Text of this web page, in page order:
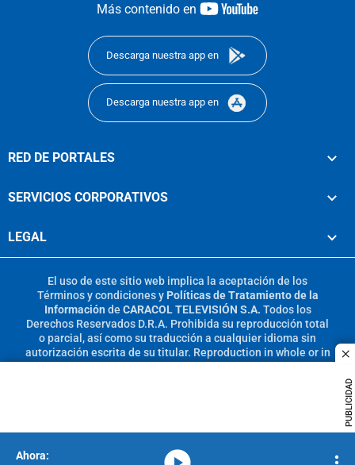
PUBLICIDAD
Más contenido en
youtube-
Descarga nuestra app en
Descarga nuestra app en
RED DE PORTALES
SERVICIOS CORPORATIVOS
LEGAL
El uso de este sitio web implica la aceptación de los
Términos y condicionesy Políticas de Tratamiento de la
Información de CARACOL TELEVISIÓN S.A. Todos los
Derechos Reservados D.R.A. Prohibida su reproducción total
o parcial, así como su traducción a cualquier idioma sin
autorización escrita de su titular. Reproduction in whole or in